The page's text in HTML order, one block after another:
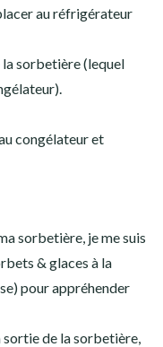
au réfrigérateur
la sorbetière (lequel
congélateur et
sorbetière, je me suis
& glaces à la
pour appréhender
de la sorbetière,